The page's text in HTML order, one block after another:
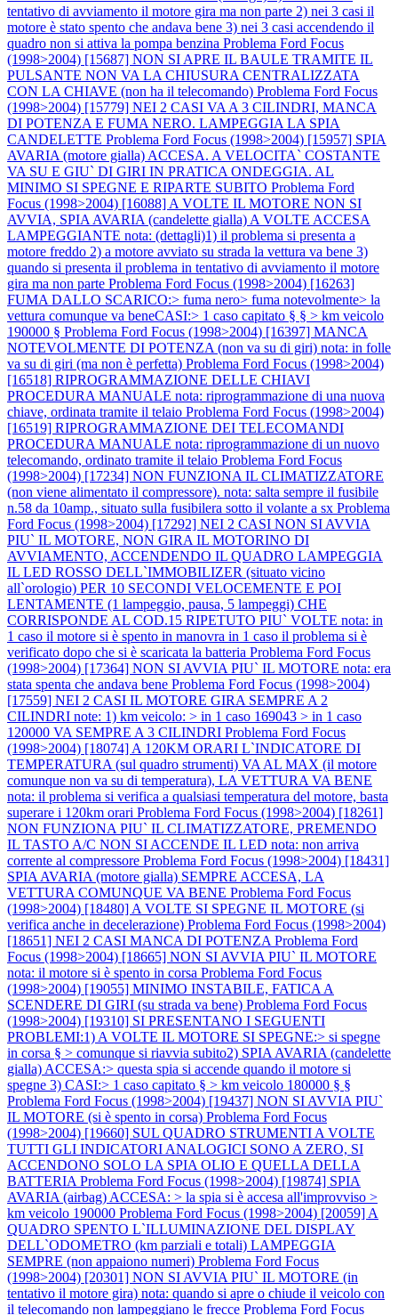
tentativo di avviamento il motore gira ma non parte 2) nei 3 casi il
motore è stato spento che andava bene 3) nei 3 casi accendendo il
quadro non si attiva la pompa benzina Problema Ford Focus
(1998>2004) [15687] NON SI APRE IL BAULE TRAMITE IL
PULSANTE NON VA LA CHIUSURA CENTRALIZZATA
CON LA CHIAVE (non ha il telecomando) Problema Ford Focus
(1998>2004) [15779] NEI 2 CASI VA A 3 CILINDRI, MANCA
DI POTENZA E FUMA NERO. LAMPEGGIA LA SPIA
CANDELETTE Problema Ford Focus (1998>2004) [15957] SPIA
AVARIA (motore gialla) ACCESA. A VELOCITA` COSTANTE
VA SU E GIU` DI GIRI IN PRATICA ONDEGGIA. AL
MINIMO SI SPEGNE E RIPARTE SUBITO Problema Ford
Focus (1998>2004) [16088] A VOLTE IL MOTORE NON SI
AVVIA, SPIA AVARIA (candelette gialla) A VOLTE ACCESA
LAMPEGGIANTE nota: (dettagli)1) il problema si presenta a
motore freddo 2) a motore avviato su strada la vettura va bene 3)
quando si presenta il problema in tentativo di avviamento il motore
gira ma non parte Problema Ford Focus (1998>2004) [16263]
FUMA DALLO SCARICO:> fuma nero> fuma notevolmente> la
vettura comunque va beneCASI:> 1 caso capitato § § > km veicolo
190000 § Problema Ford Focus (1998>2004) [16397] MANCA
NOTEVOLMENTE DI POTENZA (non va su di giri) nota: in folle
va su di giri (ma non è perfetta) Problema Ford Focus (1998>2004)
[16518] RIPROGRAMMAZIONE DELLE CHIAVI
PROCEDURA MANUALE nota: riprogrammazione di una nuova
chiave, ordinata tramite il telaio Problema Ford Focus (1998>2004)
[16519] RIPROGRAMMAZIONE DEI TELECOMANDI
PROCEDURA MANUALE nota: riprogrammazione di un nuovo
telecomando, ordinato tramite il telaio Problema Ford Focus
(1998>2004) [17234] NON FUNZIONA IL CLIMATIZZATORE
(non viene alimentato il compressore). nota: salta sempre il fusibile
n.58 da 10amp., situato sulla fusibilera sotto il volante a sx Problema
Ford Focus (1998>2004) [17292] NEI 2 CASI NON SI AVVIA
PIU` IL MOTORE, NON GIRA IL MOTORINO DI
AVVIAMENTO, ACCENDENDO IL QUADRO LAMPEGGIA
IL LED ROSSO DELL`IMMOBILIZER (situato vicino
all`orologio) PER 10 SECONDI VELOCEMENTE E POI
LENTAMENTE (1 lampeggio, pausa, 5 lampeggi) CHE
CORRISPONDE AL COD.15 RIPETUTO PIU` VOLTE nota: in
1 caso il motore si è spento in manovra in 1 caso il problema si è
verificato dopo che si è scaricata la batteria Problema Ford Focus
(1998>2004) [17364] NON SI AVVIA PIU` IL MOTORE nota: era
stata spenta che andava bene Problema Ford Focus (1998>2004)
[17559] NEI 2 CASI IL MOTORE GIRA SEMPRE A 2
CILINDRI note: 1) km veicolo: > in 1 caso 169043 > in 1 caso
120000 VA SEMPRE A 3 CILINDRI Problema Ford Focus
(1998>2004) [18074] A 120KM ORARI L`INDICATORE DI
TEMPERATURA (sul quadro strumenti) VA AL MAX (il motore
comunque non va su di temperatura), LA VETTURA VA BENE
nota: il problema si verifica a qualsiasi temperatura del motore, basta
superare i 120km orari Problema Ford Focus (1998>2004) [18261]
NON FUNZIONA PIU` IL CLIMATIZZATORE, PREMENDO
IL TASTO A/C NON SI ACCENDE IL LED nota: non arriva
corrente al compressore Problema Ford Focus (1998>2004) [18431]
SPIA AVARIA (motore gialla) SEMPRE ACCESA, LA
VETTURA COMUNQUE VA BENE Problema Ford Focus
(1998>2004) [18480] A VOLTE SI SPEGNE IL MOTORE (si
verifica anche in decelerazione) Problema Ford Focus (1998>2004)
[18651] NEI 2 CASI MANCA DI POTENZA Problema Ford
Focus (1998>2004) [18665] NON SI AVVIA PIU` IL MOTORE
nota: il motore si è spento in corsa Problema Ford Focus
(1998>2004) [19055] MINIMO INSTABILE, FATICA A
SCENDERE DI GIRI (su strada va bene) Problema Ford Focus
(1998>2004) [19310] SI PRESENTANO I SEGUENTI
PROBLEMI:1) A VOLTE IL MOTORE SI SPEGNE:> si spegne
in corsa § > comunque si riavvia subito2) SPIA AVARIA (candelette
gialla) ACCESA:> questa spia si accende quando il motore si
spegne 3) CASI:> 1 caso capitato § > km veicolo 180000 § §
Problema Ford Focus (1998>2004) [19437] NON SI AVVIA PIU`
IL MOTORE (si è spento in corsa) Problema Ford Focus
(1998>2004) [19660] SUL QUADRO STRUMENTI A VOLTE
TUTTI GLI INDICATORI ANALOGICI SONO A ZERO, SI
ACCENDONO SOLO LA SPIA OLIO E QUELLA DELLA
BATTERIA Problema Ford Focus (1998>2004) [19874] SPIA
AVARIA (airbag) ACCESA: > la spia si è accesa all'improvviso >
km veicolo 190000 Problema Ford Focus (1998>2004) [20059] A
QUADRO SPENTO L`ILLUMINAZIONE DEL DISPLAY
DELL`ODOMETRO (km parziali e totali) LAMPEGGIA
SEMPRE (non appaiono numeri) Problema Ford Focus
(1998>2004) [20301] NON SI AVVIA PIU` IL MOTORE (in
tentativo il motore gira) nota: quando si apre o chiude il veicolo con
il telecomando non lampeggiano le frecce Problema Ford Focus